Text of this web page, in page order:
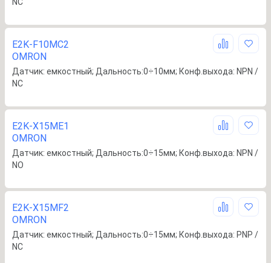
E2K-F10MC2
OMRON
Датчик: емкостный; Дальность:0÷10мм; Конф.выхода: NPN /
NC
E2K-X15ME1
OMRON
Датчик: емкостный; Дальность:0÷15мм; Конф.выхода: NPN /
NO
E2K-X15MF2
OMRON
Датчик: емкостный; Дальность:0÷15мм; Конф.выхода: PNP /
NC